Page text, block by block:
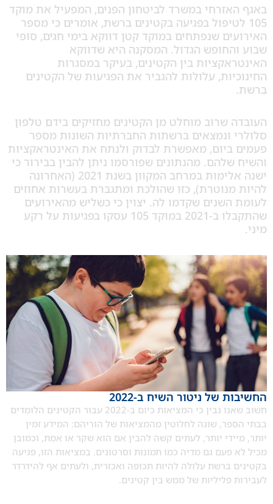
במשרד לביטחון הפנים, המפעיל את מוקד
לטיפול בפגיעה בקטינים ברשת, אומרים כי מספר
שנפתחים במוקד קטן דווקא בימי חגים, סופי
הגדול. המסקנה היא שדווקא
בין הקטינים, בעיקר במסגרות
עלולות להגביר את הפגיעות של הקטינים
שרוב מוחלט מן הקטינים מחזיקים בידם טלפון
ונמצאים ברשתות החברתיות השונות מספר
מאפשרת לבדוק ולנתח את האינטראקציות
מהנתונים שפורסמו ניתן להבין בבירור כי
ישנה אלימות במרחב המקוון בשנת 2021 (האחרונה
כזו שהולכת ומתגברת בעשרות אחוזים
שקדמו לה. יצוין כי כשליש מהאירועים
שהתקבלו ב-2021 במוקד 105 עסקו בפגיעות על רקע
של ניטור השיח ב-2022
חשוב שאנו נבין כי המציאות כיום ב-2022 עבור הקטינים הלומדים
שונה לחלוטין מהמציאות של הוריהם: המידע זמין
יותר, לעתים קשה להבין אם הוא שקר או אמת, וכמובן
גם מדיה כמו תמונות וסרטונים. במציאות הזו, פגיעה
ברשת עלולה להיות תכופה ואכזרית, ולעתים אף להידרדר
פליליות של ממש בין קטינים.